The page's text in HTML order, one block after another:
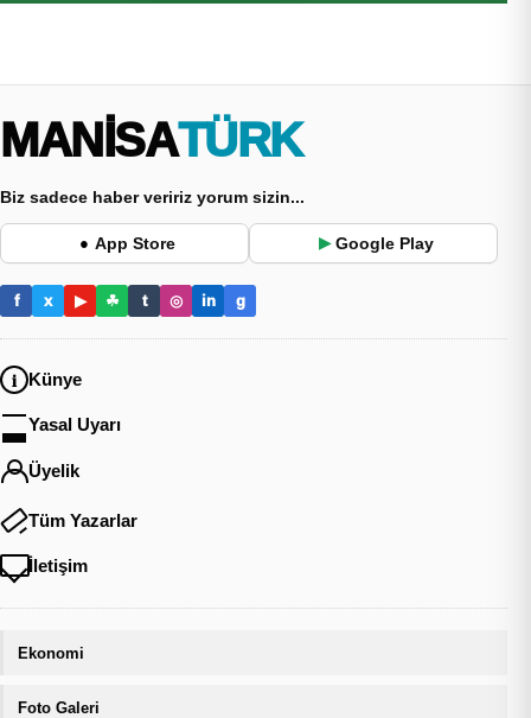
MANİSA TÜRK
Biz sadece haber veririz yorum sizin...
● App Store ▶ Google Play
f x ▶ ☘ t ◎ in g
Künye
Yasal Uyarı
Üyelik
Tüm Yazarlar
İletişim
Ekonomi
Foto Galeri